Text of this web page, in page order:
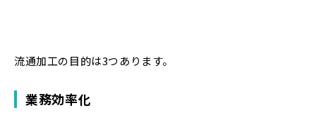
流通加工の目的は3つあります。
業務効率化